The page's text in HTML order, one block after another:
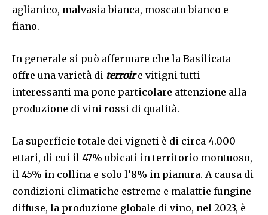
aglianico, malvasia bianca, moscato bianco e
fiano.
In generale si può affermare che la Basilicata
offre una varietà di terroire vitigni tutti
interessanti ma pone particolare attenzione alla
produzione di vini rossi di qualità.
La superficie totale dei vigneti è di circa 4.000
ettari, di cui il 47% ubicati in territorio montuoso,
il 45% in collina e solo l’8% in pianura. A causa di
condizioni climatiche estreme e malattie fungine
diffuse, la produzione globale di vino, nel 2023, è